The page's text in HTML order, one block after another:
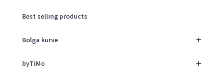
Best selling products
+
Bolga kurve
+
byTiMo